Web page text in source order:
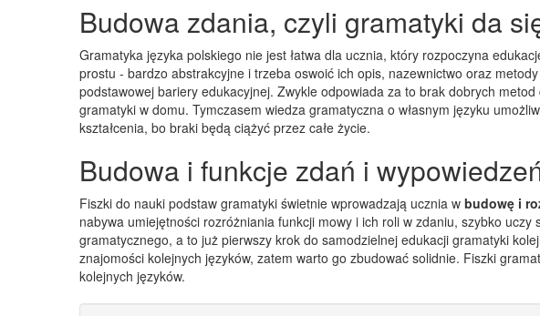
Budowa zdania, czyli gramatyki da
Gramatyka języka polskiego nie jest łatwa dla ucznia, który rozpoczyna
prostu - bardzo abstrakcyjne i trzeba oswoić ich opis, nazewnictwo oraz
podstawowej bariery edukacyjnej. Zwykle odpowiada za to brak dobrych
gramatyki w domu. Tymczasem wiedza gramatyczna o własnym języku
kształcenia, bo braki będą ciążyć przez całe życie.
Budowa i funkcje zdań i
Fiszki do nauki podstaw gramatyki świetnie wprowadzają ucznia w budowę i
nabywa umiejętności rozróżniania funkcji mowy i ich roli w zdaniu, szybko
gramatycznego, a to już pierwszy krok do samodzielnej edukacji gramatyki
znajomości kolejnych języków, zatem warto go zbudować solidnie. Fiszki
kolejnych języków.